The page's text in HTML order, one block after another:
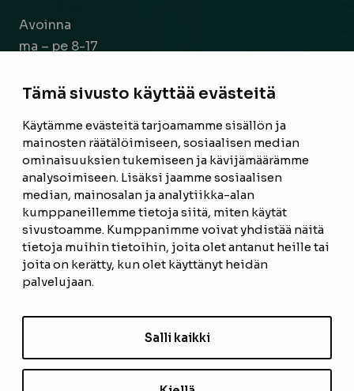
Tämä sivusto käyttää evästeitä
Käytämme evästeitä tarjoamamme sisällön ja
mainosten räätälöimiseen, sosiaalisen median
ominaisuuksien tukemiseen ja kävijämäärämme
analysoimiseen. Lisäksi jaamme sosiaalisen
median, mainosalan ja analytiikka-alan
kumppaneillemme tietoja siitä, miten käytät
sivustoamme. Kumppanimme voivat yhdistää näitä
tietoja muihin tietoihin, joita olet antanut heille tai
joita on kerätty, kun olet käyttänyt heidän
palvelujaan.
Salli kaikki
Avoinna
ma – pe 8-17
ETUSIVU
TUOTTEET
REFERENSSIT
OTA YHTEYTTÄ
TIETOSUOJASELOSTE
EVÄSTEASETUKSET